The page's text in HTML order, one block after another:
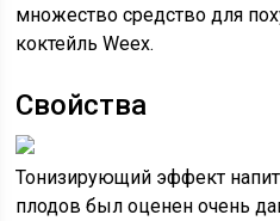
множество средство для
коктейль Weex.
Свойства
Тонизирующий эффект
плодов был оценен очень